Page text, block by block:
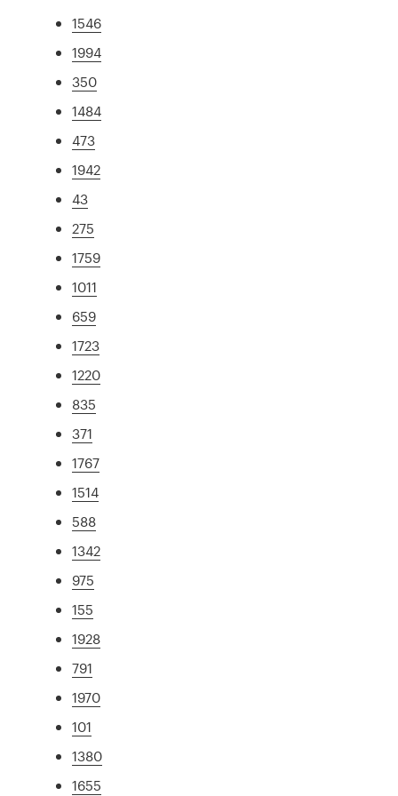
1546
1994
350
1484
473
1942
43
275
1759
1011
659
1723
1220
835
371
1767
1514
588
1342
975
155
1928
791
1970
101
1380
1655